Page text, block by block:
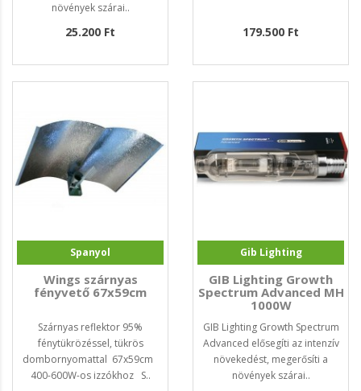
növények szárai..
25.200 Ft 179.500 Ft
Spanyol
Wings szárnyas
fényvető 67x59cm
Szárnyas reflektor 95%
fénytükrözéssel, tükrös
dombornyomattal 67x59cm
400-600W-os izzókhoz S..
Gib Lighting
GIB Lighting Growth
Spectrum Advanced MH
1000W
GIB Lighting Growth Spectrum
Advanced elősegíti az intenzív
növekedést, megerősíti a
növények szárai..